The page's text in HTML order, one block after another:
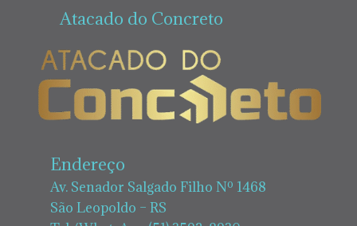
Atacado do Concreto
Endereço
Av. Senador Salgado Filho Nº 1468
São Leopoldo – RS